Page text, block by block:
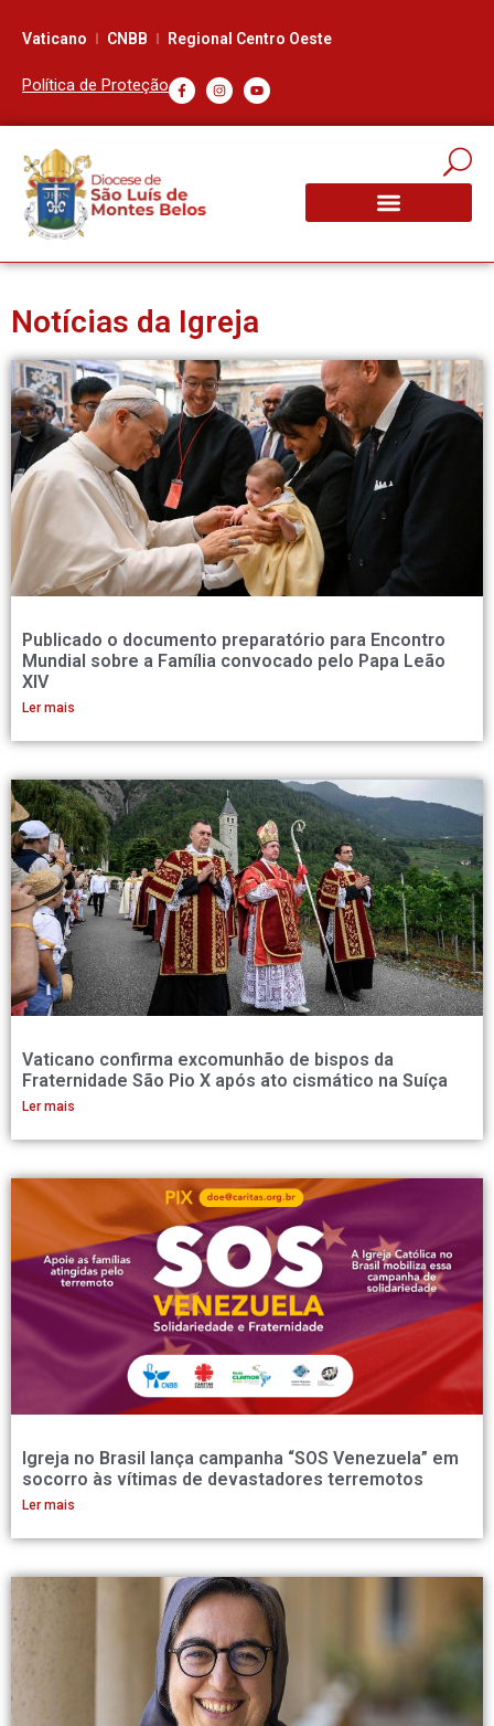
Vaticano CNBB Regional Centro Oeste
Política de Proteção
Notícias da Igreja
Publicado o documento preparatório para Encontro
Mundial sobre a Família convocado pelo Papa Leão
XIV
Ler mais
Vaticano confirma excomunhão de bispos da
Fraternidade São Pio X após ato cismático na Suíça
Ler mais
Igreja no Brasil lança campanha “SOS Venezuela” em
socorro às vítimas de devastadores terremotos
Ler mais